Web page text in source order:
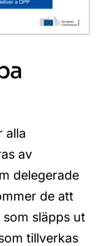
alla
av
delegerade
de att
släpps ut
tillverkas